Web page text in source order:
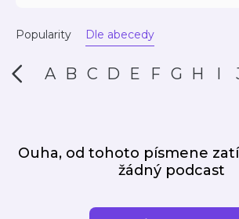
Popularity Dle abecedy
A B C D E F G H I
Ouha, od tohoto písmene
žádný podcast